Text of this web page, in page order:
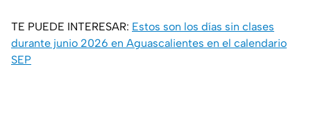
TE PUEDE INTERESAR: Estos son los días sin clases
durante junio 2026 en Aguascalientes en el calendario
SEP